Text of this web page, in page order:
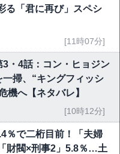
る「君に再び」スペシ
[11時07分]
3・4話：コン・ヒョジン
掃、“キングフィッシ
機へ【ネタバレ】
[10時12分]
％で二桁目前！「夫婦
財閥×刑事2」5.8％…土